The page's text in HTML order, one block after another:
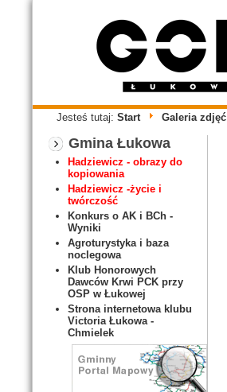
Jesteś tutaj: Start Galeria zdjęć
Gmina Łukowa
Hadziewicz - obrazy do
kopiowania
Hadziewicz -życie i
twórczość
Konkurs o AK i BCh -
Wyniki
Agroturystyka i baza
noclegowa
Klub Honorowych
Dawców Krwi PCK przy
OSP w Łukowej
Strona internetowa klubu
Victoria Łukowa -
Chmielek